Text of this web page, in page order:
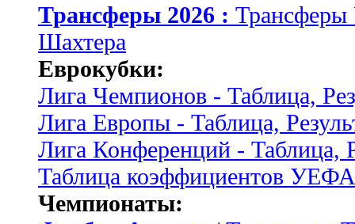
Трансферы 2026 :
Шахтера
Еврокубки:
Лига Чемпионов - Таблица,
Лига Европы - Таблица,
Лига Конференций - Таблица,
Таблица коэффициентов УЕФА
Чемпионаты: